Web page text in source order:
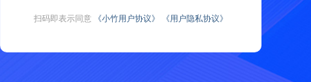
扫码即表示同意 《小竹用户协议》 《用户隐私协议》